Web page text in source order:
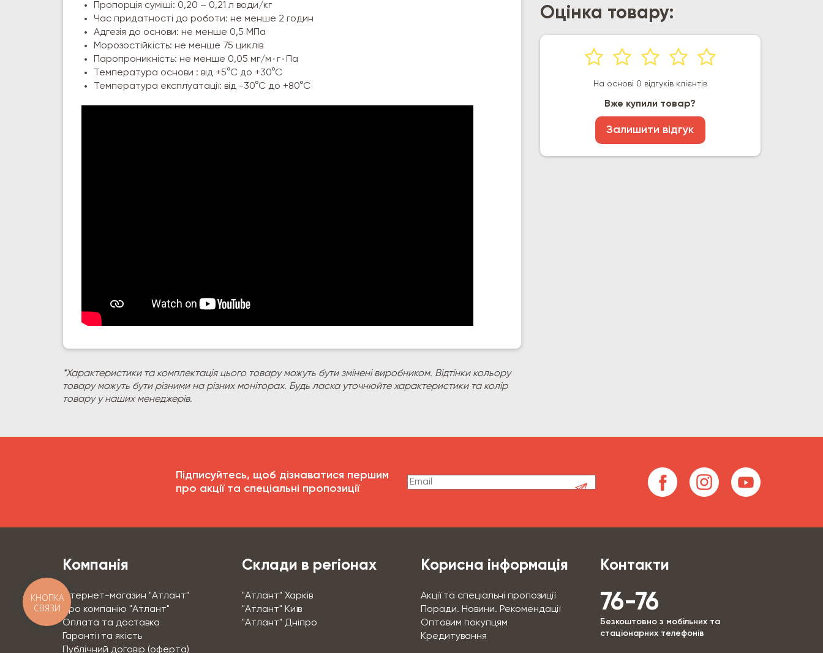
Пропорція суміші: 0,20 – 0,21 л води/кг
Час придатності до роботи: не менше 2 годин
Адгезія до основи: не менше 0,5 МПа
Морозостійкість: не менше 75 циклів
Паропроникність: не менше 0,05 мг/м٠г٠Па
Температура основи : від +5°С до +30°С
Температура експлуатації: від -30°С до +80°С
*Характеристики та комплектація цього товару можуть бути змінені виробником. Відтінки кольору
товару можуть бути різними на різних моніторах. Будь ласка уточнюйте характеристики та колір
товару у наших менеджерів.
Оцінка товару:
На основі 0 відгуків клієнтів
Вже купили товар?
Залишити відгук
Підписуйтесь, щоб дізнаватися першим
про акції та спеціальні пропозиції
Компанія
Інтернет-магазин "Атлант"
Про компанію "Атлант"
Оплата та доставка
Гарантії та якість
Публічний договір (оферта)
Склади в регіонах
"Атлант" Харків
"Атлант" Київ
"Атлант" Дніпро
Корисна інформація
Акції та спеціальні пропозиції
Поради. Новини. Рекомендації
Оптовим покупцям
Кредитування
Контакти
76-76
Безкоштовно з мобільних та
стаціонарних телефонів
КНОПКА
СВЯЗИ